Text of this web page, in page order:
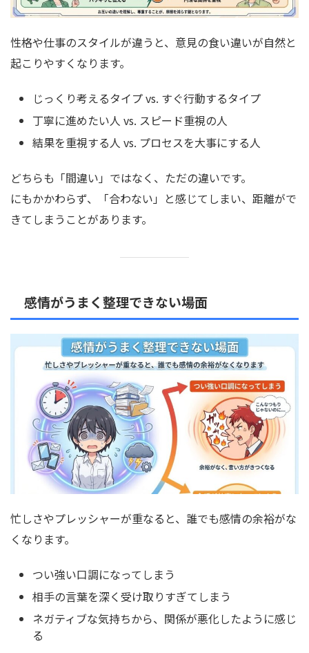
性格や仕事のスタイルが違うと、意見の食い違いが自然と
起こりやすくなります。
じっくり考えるタイプ vs. すぐ行動するタイプ
丁寧に進めたい人 vs. スピード重視の人
結果を重視する人 vs. プロセスを大事にする人
どちらも「間違い」ではなく、ただの違いです。
にもかかわらず、「合わない」と感じてしまい、距離がで
きてしまうことがあります。
感情がうまく整理できない場面
忙しさやプレッシャーが重なると、誰でも感情の余裕がな
くなります。
つい強い口調になってしまう
相手の言葉を深く受け取りすぎてしまう
ネガティブな気持ちから、関係が悪化したように感じ
る